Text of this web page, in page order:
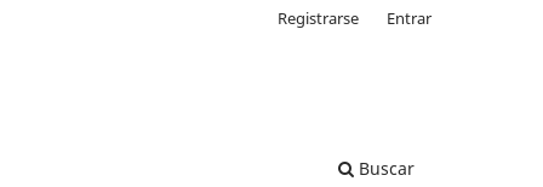
Buscar
Registrarse Entrar